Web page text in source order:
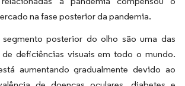
na fase posterior da pandemia.
posterior do olho são uma das
deficiências visuais em todo o mundo.
aumentando gradualmente devido ao